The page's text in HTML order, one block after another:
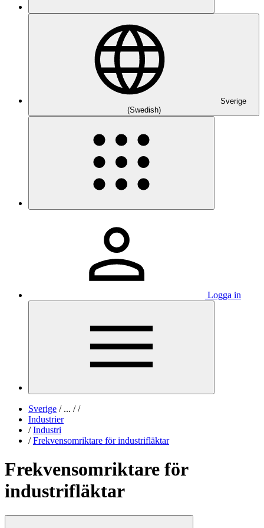
Sverige
(Swedish)
Logga in
Sverige /... / /
Industrier
/ Industri
/ Frekvensomriktare för industrifläktar
Frekvensomriktare för
industrifläktar